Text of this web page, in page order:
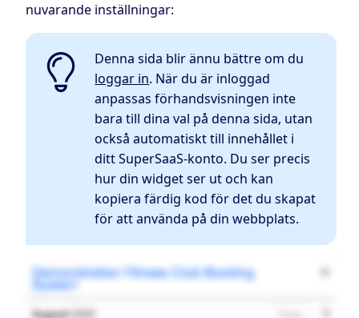
nuvarande inställningar:
Denna sida blir ännu bättre om du
loggar in. När du är inloggad
anpassas förhandsvisningen inte
bara till dina val på denna sida, utan
också automatiskt till innehållet i
ditt SuperSaaS-konto. Du ser precis
hur din widget ser ut och kan
kopiera färdig kod för det du skapat
för att använda på din webbplats.